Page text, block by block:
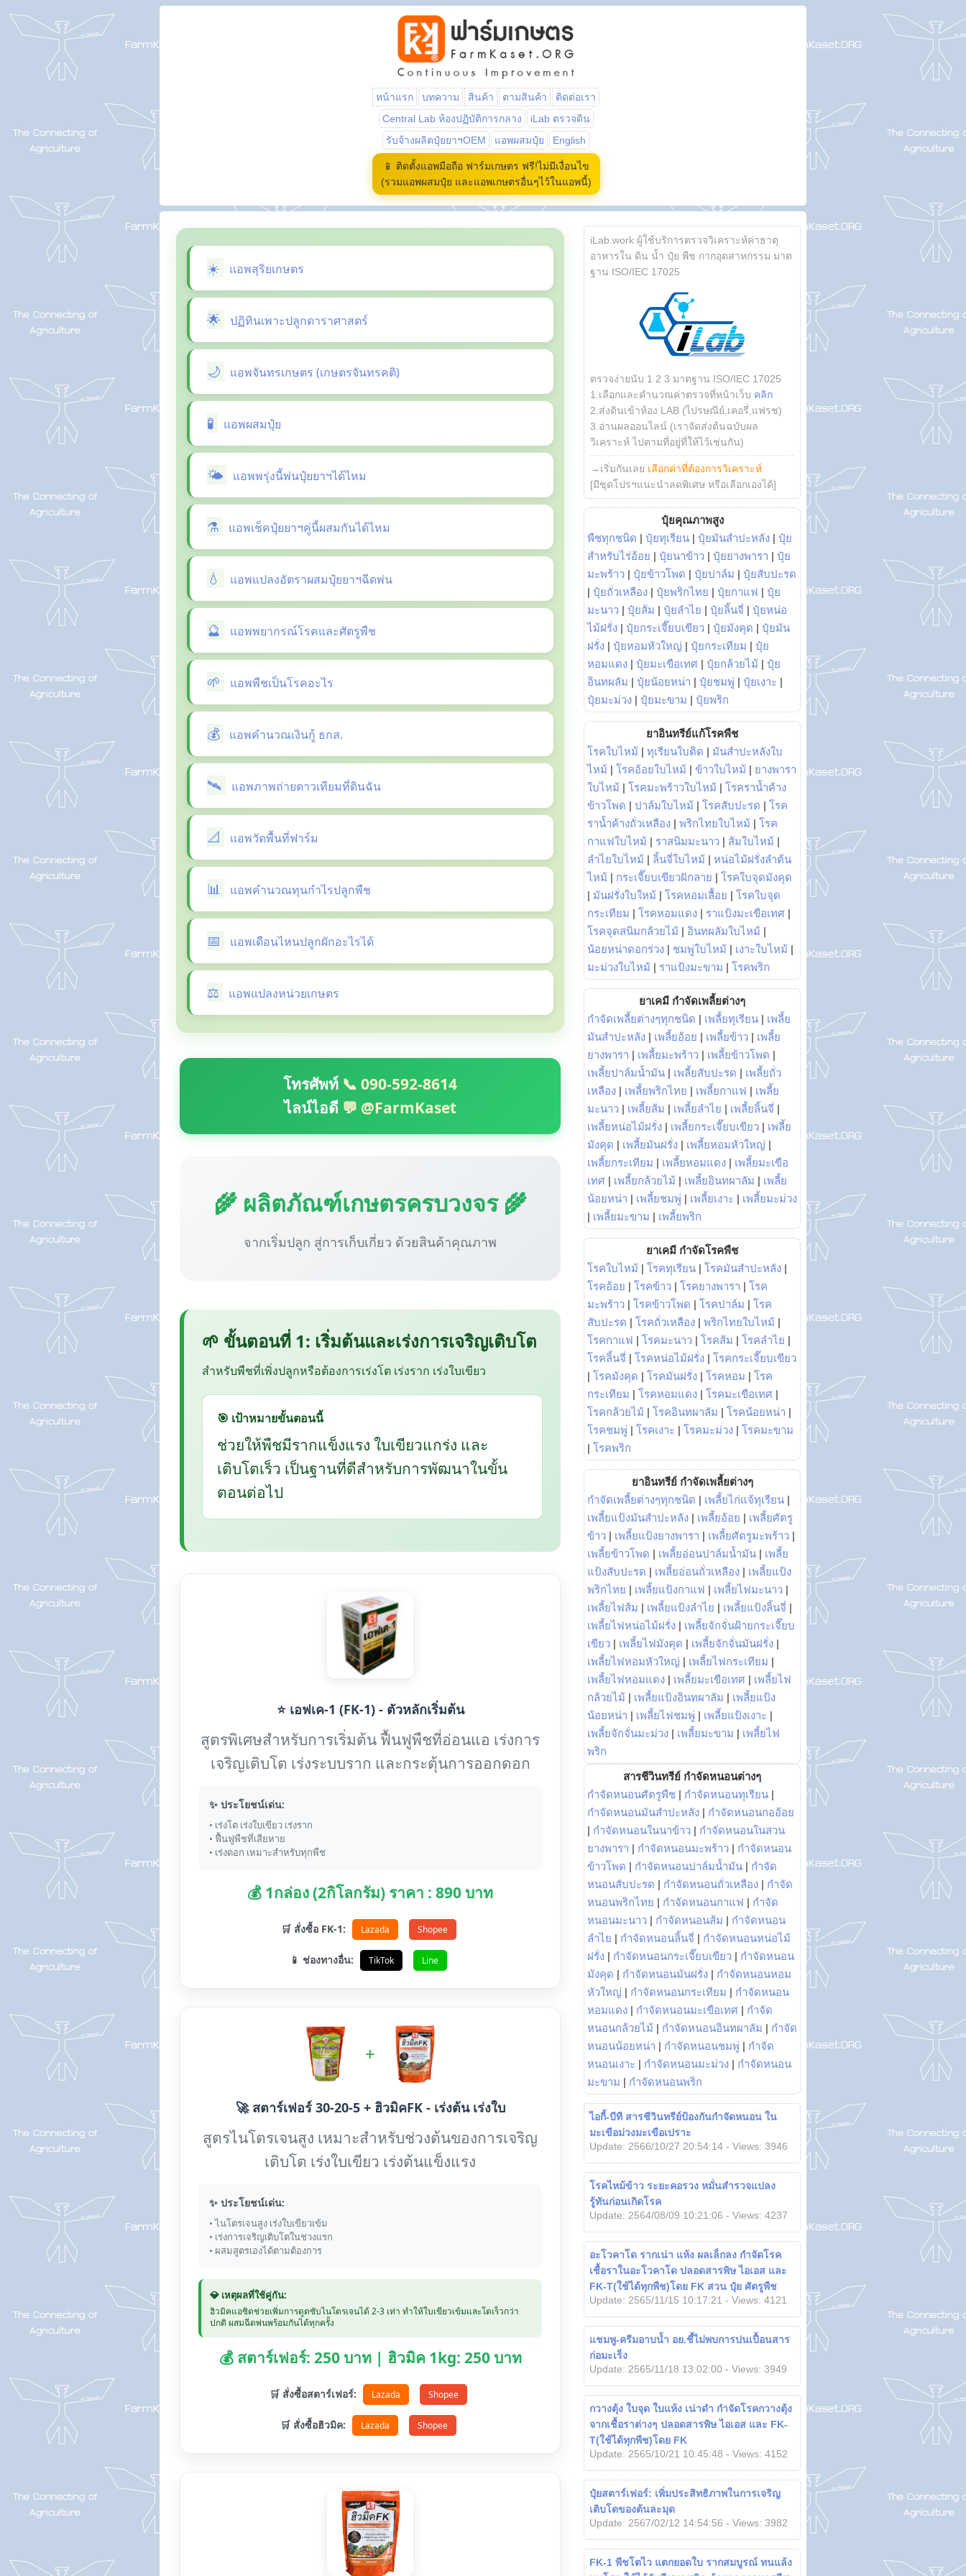
หน้าแรก บทความ สินค้า ตามสินค้า
ติดต่อเรา
Central Lab ห้องปฏิบัติการกลาง
iLab ตรวจดิน
รับจ้างผลิตปุ๋ยยาฯOEM
แอพผสมปุ๋ย English
📱 ติดตั้งแอพมือถือ ฟาร์มเกษตร ฟรี!ไม่มีเงื่อนไข
(รวมแอพผสมปุ๋ย และแอพเกษตรอื่นๆไว้ในแอพนี้)
แอพสุริยเกษตร
ปฏิทินเพาะปลูกดาราศาสตร์
แอพจันทรเกษตร (เกษตรจันทรคติ)
แอพผสมปุ๋ย
แอพพรุ่งนี้พ่นปุ๋ยยาฯได้ไหม
แอพเช็คปุ๋ยยาฯคู่นี้ผสมกันได้ไหม
แอพแปลงอัตราผสมปุ๋ยยาฯฉีดพ่น
แอพพยากรณ์โรคและศัตรูพืช
แอพพืชเป็นโรคอะไร
แอพคำนวณเงินกู้ ธกส.
แอพภาพถ่ายดาวเทียมที่ดินฉัน
แอพวัดพื้นที่ฟาร์ม
แอพคำนวณทุนกำไรปลูกพืช
แอพเดือนไหนปลูกผักอะไรได้
แอพแปลงหน่วยเกษตร
โทรศัพท์ 📞 090-592-8614
ไลน์ไอดี 💬 @FarmKaset
🌾 ผลิตภัณฑ์เกษตรครบวงจร 🌾
จากเริ่มปลูก สู่การเก็บเกี่ยว ด้วยสินค้าคุณภาพ
🌱 ขั้นตอนที่ 1: เริ่มต้นและเร่งการเจริญเติบโต
สำหรับพืชที่เพิ่งปลูกหรือต้องการเร่งโต เร่งราก เร่งใบเขียว
🎯 เป้าหมายขั้นตอนนี้
ช่วยให้พืชมีรากแข็งแรง ใบเขียวแกร่ง และ
เติบโตเร็ว เป็นฐานที่ดีสำหรับการพัฒนาในขั้น
ตอนต่อไป
⭐ เอฟเค-1 (FK-1) - ตัวหลักเริ่มต้น
สูตรพิเศษสำหรับการเริ่มต้น ฟื้นฟูพืชที่อ่อนแอ เร่งการ
เจริญเติบโต เร่งระบบราก และกระตุ้นการออกดอก
✨ ประโยชน์เด่น:
• เร่งโต เร่งใบเขียว เร่งราก
• ฟื้นฟูพืชที่เสียหาย
• เร่งดอก เหมาะสำหรับทุกพืช
💰 1กล่อง (2กิโลกรัม) ราคา : 890 บาท
🛒 สั่งซื้อ FK-1: Lazada Shopee
📱 ช่องทางอื่น: TikTok Line
+
🚀 สตาร์เฟอร์ 30-20-5 + ฮิวมิคFK - เร่งต้น เร่งใบ
สูตรไนโตรเจนสูง เหมาะสำหรับช่วงต้นของการเจริญ
เติบโต เร่งใบเขียว เร่งต้นแข็งแรง
✨ ประโยชน์เด่น:
• ไนโตรเจนสูง เร่งใบเขียวเข้ม
• เร่งการเจริญเติบโตในช่วงแรก
• ผสมสูตรเองได้ตามต้องการ
💎 เหตุผลที่ใช้คู่กัน:
ฮิวมิคแอซิดช่วยเพิ่มการดูดซับไนโตรเจนได้ 2-3 เท่า ทำให้ใบเขียวเข้มและโตเร็วกว่า
ปกติ ผสมฉีดพ่นพร้อมกันได้ทุกครั้ง
💰 สตาร์เฟอร์: 250 บาท | ฮิวมิค 1kg: 250 บาท
🛒 สั่งซื้อสตาร์เฟอร์: Lazada Shopee
🛒 สั่งซื้อฮิวมิค: Lazada Shopee
iLab.work ผู้ใช้บริการตรวจวิเคราะห์ค่าธาตุ
อาหารใน ดิน น้ำ ปุ๋ย พืช กากอุตสาหกรรม มาต
ฐาน ISO/IEC 17025
ตรวจง่ายนับ 1 2 3 มาตฐาน ISO/IEC 17025
1.เลือกและคำนวณค่าตรวจที่หน้าเว็บ คลิก
2.ส่งดินเข้าห้อง LAB (ไปรษณีย์,เคอรี่,แฟรช)
3.อ่านผลออนไลน์ (เราจัดส่งต้นฉบับผล
วิเคราะห์ ไปตามที่อยู่ที่ให้ไว้เช่นกัน)
→เริ่มกันเลย เลือกค่าที่ต้องการวิเคราะห์
[มีชุดโปรฯแนะนำลดพิเศษ หรือเลือกเองได้]
ปุ๋ยคุณภาพสูง
พืชทุกชนิด | ปุ๋ยทุเรียน | ปุ๋ยมันสำปะหลัง | ปุ๋ย
สำหรับไร่อ้อย | ปุ๋ยนาข้าว | ปุ๋ยยางพารา | ปุ๋ย
มะพร้าว | ปุ๋ยข้าวโพด | ปุ๋ยปาล์ม | ปุ๋ยสับปะรด
| ปุ๋ยถั่วเหลือง | ปุ๋ยพริกไทย | ปุ๋ยกาแฟ | ปุ๋ย
มะนาว | ปุ๋ยส้ม | ปุ๋ยลำไย | ปุ๋ยลิ้นจี่ | ปุ๋ยหน่อ
ไม้ฝรั่ง | ปุ๋ยกระเจี๊ยบเขียว | ปุ๋ยมังคุด | ปุ๋ยมัน
ฝรั่ง | ปุ๋ยหอมหัวใหญ่ | ปุ๋ยกระเทียม | ปุ๋ย
หอมแดง | ปุ๋ยมะเขือเทศ | ปุ๋ยกล้วยไม้ | ปุ๋ย
อินทผลัม | ปุ๋ยน้อยหน่า | ปุ๋ยชมพู่ | ปุ๋ยเงาะ |
ปุ๋ยมะม่วง | ปุ๋ยมะขาม | ปุ๋ยพริก
ยาอินทรีย์แก้โรคพืช
โรคใบไหม้ | ทุเรียนใบติด | มันสำปะหลังใบ
ไหม้ | โรคอ้อยใบไหม้ | ข้าวใบไหม้ | ยางพารา
ใบไหม้ | โรคมะพร้าวใบไหม้ | โรคราน้ำค้าง
ข้าวโพด | ปาล์มใบไหม้ | โรคสับปะรด | โรค
ราน้ำค้างถั่วเหลือง | พริกไทยใบไหม้ | โรค
กาแฟใบไหม้ | ราสนิมมะนาว | ส้มใบไหม้ |
ลำไยใบไหม้ | ลิ้นจี่ใบไหม้ | หน่อไม้ฝรั่งลำต้น
ไหม้ | กระเจี๊ยบเขียวฝักลาย | โรคใบจุดมังคุด
| มันฝรั่งใบใหม้ | โรคหอมเลื้อย | โรคใบจุด
กระเทียม | โรคหอมแดง | ราแป้งมะเขือเทศ |
โรคจุดสนิมกล้วยไม้ | อินทผลัมใบไหม้ |
น้อยหน่าดอกร่วง | ชมพู่ใบไหม้ | เงาะใบไหม้ |
มะม่วงใบไหม้ | ราแป้งมะขาม | โรคพริก
ยาเคมี กำจัดเพลี้ยต่างๆ
กำจัดเพลี้ยต่างๆทุกชนิด | เพลี้ยทุเรียน | เพลี้ย
มันสำปะหลัง | เพลี้ยอ้อย | เพลี้ยข้าว | เพลี้ย
ยางพารา | เพลี้ยมะพร้าว | เพลี้ยข้าวโพด |
เพลี้ยปาล์มน้ำมัน | เพลี้ยสับปะรด | เพลี้ยถั่ว
เหลือง | เพลี้ยพริกไทย | เพลี้ยกาแฟ | เพลี้ย
มะนาว | เพลี้ยส้ม | เพลี้ยลำไย | เพลี้ยลิ้นจี่ |
เพลี้ยหน่อไม้ฝรั่ง | เพลี้ยกระเจี๊ยบเขียว | เพลี้ย
มังคุด | เพลี้ยมันฝรั่ง | เพลี้ยหอมหัวใหญ่ |
เพลี้ยกระเทียม | เพลี้ยหอมแดง | เพลี้ยมะเขือ
เทศ | เพลี้ยกล้วยไม้ | เพลี้ยอินทผาลัม | เพลี้ย
น้อยหน่า | เพลี้ยชมพู่ | เพลี้ยเงาะ | เพลี้ยมะม่วง
| เพลี้ยมะขาม | เพลี้ยพริก
ยาเคมี กำจัดโรคพืช
โรคใบไหม้ | โรคทุเรียน | โรคมันสำปะหลัง |
โรคอ้อย | โรคข้าว | โรคยางพารา | โรค
มะพร้าว | โรคข้าวโพด | โรคปาล์ม | โรค
สับปะรด | โรคถั่วเหลือง | พริกไทยใบไหม้ |
โรคกาแฟ | โรคมะนาว | โรคส้ม | โรคลำไย |
โรคลิ้นจี่ | โรคหน่อไม้ฝรั่ง | โรคกระเจี๊ยบเขียว
| โรคมังคุด | โรคมันฝรั่ง | โรคหอม | โรค
กระเทียม | โรคหอมแดง | โรคมะเขือเทศ |
โรคกล้วยไม้ | โรคอินทผาลัม | โรคน้อยหน่า |
โรคชมพู่ | โรคเงาะ | โรคมะม่วง | โรคมะขาม
| โรคพริก
ยาอินทรีย์ กำจัดเพลี้ยต่างๆ
กำจัดเพลี้ยต่างๆทุกชนิด | เพลี้ยไก่แจ้ทุเรียน |
เพลี้ยแป้งมันสำปะหลัง | เพลี้ยอ้อย | เพลี้ยศัตรู
ข้าว | เพลี้ยแป้งยางพารา | เพลี้ยศัตรูมะพร้าว |
เพลี้ยข้าวโพด | เพลี้ยอ่อนปาล์มน้ำมัน | เพลี้ย
แป้งสับปะรด | เพลี้ยอ่อนถั่วเหลือง | เพลี้ยแป้ง
พริกไทย | เพลี้ยแป้งกาแฟ | เพลี้ยไฟมะนาว |
เพลี้ยไฟส้ม | เพลี้ยแป้งลำไย | เพลี้ยแป้งลิ้นจี่ |
เพลี้ยไฟหน่อไม้ฝรั่ง | เพลี้ยจักจั่นฝ้ายกระเจี๊ยบ
เขียว | เพลี้ยไฟมังคุด | เพลี้ยจักจั่นมันฝรั่ง |
เพลี้ยไฟหอมหัวใหญ่ | เพลี้ยไฟกระเทียม |
เพลี้ยไฟหอมแดง | เพลี้ยมะเขือเทศ | เพลี้ยไฟ
กล้วยไม้ | เพลี้ยแป้งอินทผาลัม | เพลี้ยแป้ง
น้อยหน่า | เพลี้ยไฟชมพู่ | เพลี้ยแป้งเงาะ |
เพลี้ยจักจั่นมะม่วง | เพลี้ยมะขาม | เพลี้ยไฟ
พริก
สารชีวินทรีย์ กำจัดหนอนต่างๆ
กำจัดหนอนศัตรูพืช | กำจัดหนอนทุเรียน |
กำจัดหนอนมันสำปะหลัง | กำจัดหนอนกออ้อย
| กำจัดหนอนในนาข้าว | กำจัดหนอนในสวน
ยางพารา | กำจัดหนอนมะพร้าว | กำจัดหนอน
ข้าวโพด | กำจัดหนอนปาล์มน้ำมัน | กำจัด
หนอนสับปะรด | กำจัดหนอนถั่วเหลือง | กำจัด
หนอนพริกไทย | กำจัดหนอนกาแฟ | กำจัด
หนอนมะนาว | กำจัดหนอนส้ม | กำจัดหนอน
ลำไย | กำจัดหนอนลิ้นจี่ | กำจัดหนอนหน่อไม้
ฝรั่ง | กำจัดหนอนกระเจี๊ยบเขียว | กำจัดหนอน
มังคุด | กำจัดหนอนมันฝรั่ง | กำจัดหนอนหอม
หัวใหญ่ | กำจัดหนอนกระเทียม | กำจัดหนอน
หอมแดง | กำจัดหนอนมะเขือเทศ | กำจัด
หนอนกล้วยไม้ | กำจัดหนอนอินทผาลัม | กำจัด
หนอนน้อยหน่า | กำจัดหนอนชมพู่ | กำจัด
หนอนเงาะ | กำจัดหนอนมะม่วง | กำจัดหนอน
มะขาม | กำจัดหนอนพริก
ไอกี้-บีที สารชีวินทรีย์ป้องกันกำจัดหนอน ใน
มะเขือม่วงมะเขือเปราะ
Update: 2566/10/27 20:54:14 - Views: 3946
โรคไหม้ข้าว ระยะคอรวง หมั่นสำรวจแปลง
รู้ทันก่อนเกิดโรค
Update: 2564/08/09 10:21:06 - Views: 4237
อะโวคาโด รากเน่า แห้ง ผลเล็กลง กำจัดโรค
เชื้อราในอะโวคาโด ปลอดสารพิษ ไอเอส และ
FK-T(ใช้ได้ทุกพืช)โดย FK สวน ปุ๋ย ศัตรูพืช
Update: 2565/11/15 10:17:21 - Views: 4121
แชมพู-ครีมอาบน้ำ อย.ชี้ไม่พบการปนเปื้อนสาร
ก่อมะเร็ง
Update: 2565/11/18 13:02:00 - Views: 3949
กวางตุ้ง ใบจุด ใบแห้ง เน่าดำ กำจัดโรคกวางตุ้ง
จากเชื้อราต่างๆ ปลอดสารพิษ ไอเอส และ FK-
T(ใช้ได้ทุกพืช)โดย FK
Update: 2565/10/21 10:45:48 - Views: 4152
ปุ๋ยสตาร์เฟอร์: เพิ่มประสิทธิภาพในการเจริญ
เติบโตของต้นละมุด
Update: 2567/02/12 14:54:56 - Views: 3982
FK-1 พืชโตไว แตกยอดใบ รากสมบูรณ์ ทนแล้ง